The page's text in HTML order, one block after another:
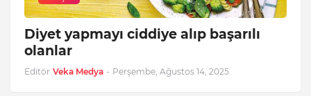
Diyet yapmayı ciddiye alıp başarılı
olanlar
Editör Veka Medya - Perşembe, Ağustos 14, 2025